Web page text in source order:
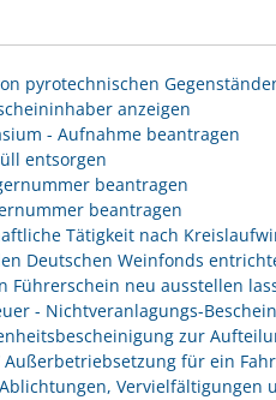
pyrotechnischen
anzeigen
- Aufnahme beantragen
entsorgen
beantragen
beantragen
Tätigkeit nach
Deutschen Weinfonds
Führerschein neu ausstellen
- Nichtveranlagungs-
zur
für ein
Vervielfältigungen